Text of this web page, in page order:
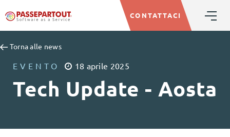
CONTATTACI
Torna alle news
EVENTO 18 aprile 2025
Tech Update - Aosta